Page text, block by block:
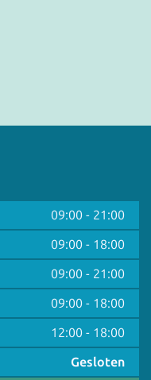
09:00 - 21:00
09:00 - 18:00
09:00 - 21:00
09:00 - 18:00
12:00 - 18:00
Gesloten